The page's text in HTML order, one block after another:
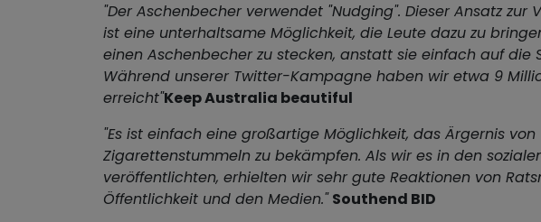
"Der Aschenbecher verwendet "Nudging". Dieser Ansatz zur
ist eine unterhaltsame Möglichkeit, die Leute dazu zu
einen Aschenbecher zu stecken, anstatt sie einfach auf die
Während unserer Twitter-Kampagne haben wir etwa 9
erreicht"Keep Australia beautiful
"Es ist einfach eine großartige Möglichkeit, das Ärgernis von
Zigarettenstummeln zu bekämpfen. Als wir es in den
veröffentlichten, erhielten wir sehr gute Reaktionen von
Öffentlichkeit und den Medien." Southend BID